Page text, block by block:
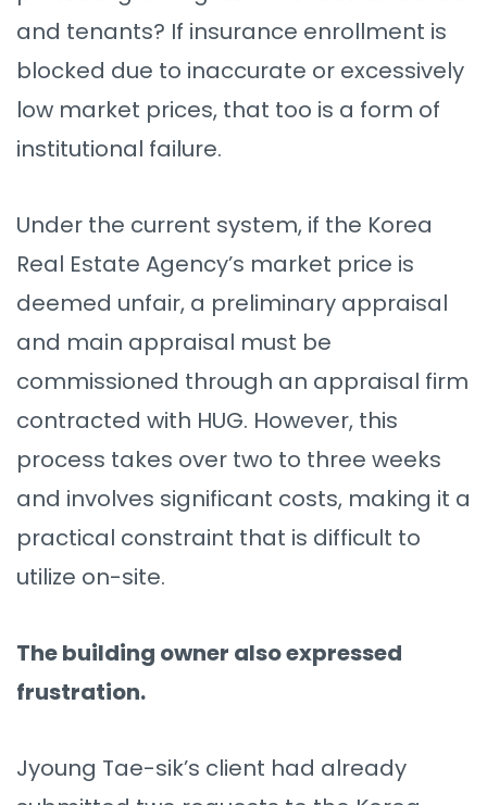
and tenants? If insurance enrollment is
blocked due to inaccurate or excessively
low market prices, that too is a form of
institutional failure.
Under the current system, if the Korea
Real Estate Agency’s market price is
deemed unfair, a preliminary appraisal
and main appraisal must be
commissioned through an appraisal firm
contracted with HUG. However, this
process takes over two to three weeks
and involves significant costs, making it a
practical constraint that is difficult to
utilize on-site.
The building owner also expressed
frustration.
Jyoung Tae-sik’s client had already